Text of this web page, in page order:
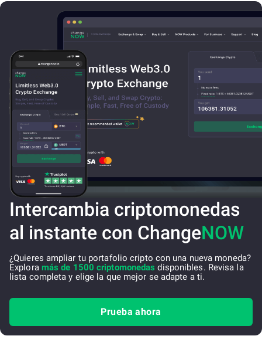
Intercambia criptomonedas
al instante con ChangeNOW
¿Quieres ampliar tu portafolio cripto con una nueva moneda?
Explora más de 1500 criptomonedas disponibles. Revisa la
lista completa y elige la que mejor se adapte a ti.
Prueba ahora